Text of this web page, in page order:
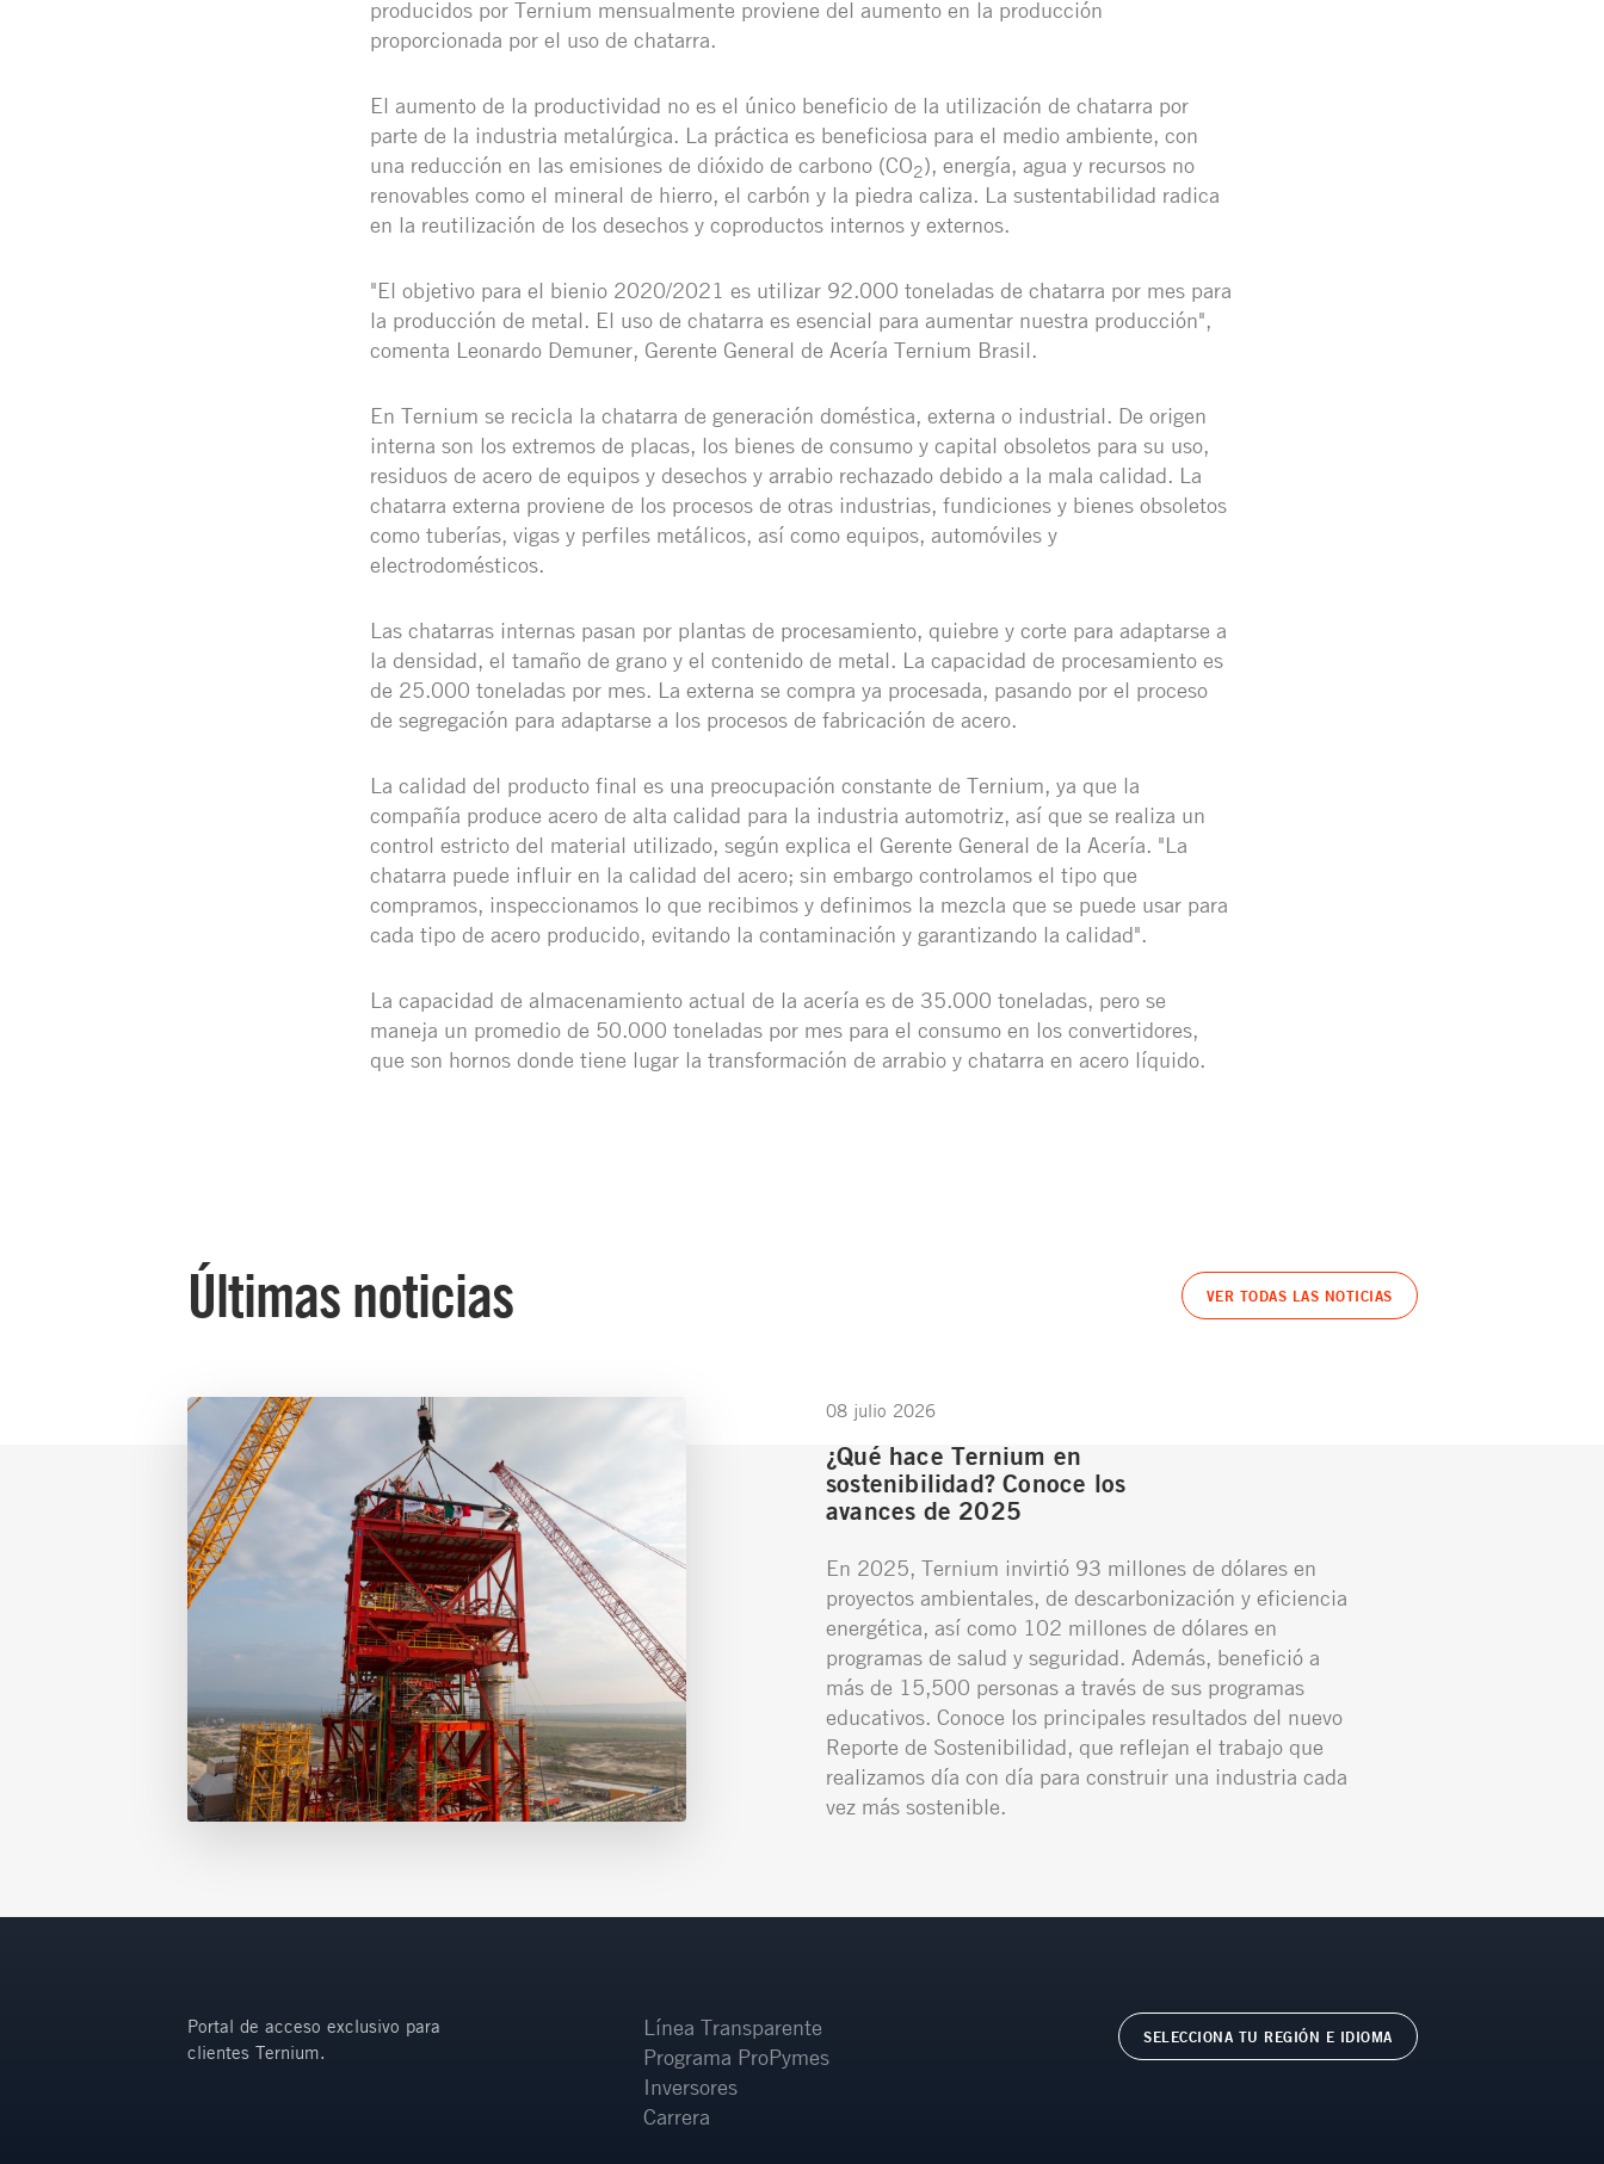
producidos por Ternium mensualmente proviene del aumento en la producción
proporcionada por el uso de chatarra.
El aumento de la productividad no es el único beneficio de la utilización de chatarra por
parte de la industria metalúrgica. La práctica es beneficiosa para el medio ambiente, con
una reducción en las emisiones de dióxido de carbono (CO2), energía, agua y recursos no
renovables como el mineral de hierro, el carbón y la piedra caliza. La sustentabilidad radica
en la reutilización de los desechos y coproductos internos y externos.
"El objetivo para el bienio 2020/2021 es utilizar 92.000 toneladas de chatarra por mes para
la producción de metal. El uso de chatarra es esencial para aumentar nuestra producción",
comenta Leonardo Demuner, Gerente General de Acería Ternium Brasil.
En Ternium se recicla la chatarra de generación doméstica, externa o industrial. De origen
interna son los extremos de placas, los bienes de consumo y capital obsoletos para su uso,
residuos de acero de equipos y desechos y arrabio rechazado debido a la mala calidad. La
chatarra externa proviene de los procesos de otras industrias, fundiciones y bienes obsoletos
como tuberías, vigas y perfiles metálicos, así como equipos, automóviles y
electrodomésticos.
Las chatarras internas pasan por plantas de procesamiento, quiebre y corte para adaptarse a
la densidad, el tamaño de grano y el contenido de metal. La capacidad de procesamiento es
de 25.000 toneladas por mes. La externa se compra ya procesada, pasando por el proceso
de segregación para adaptarse a los procesos de fabricación de acero.
La calidad del producto final es una preocupación constante de Ternium, ya que la
compañía produce acero de alta calidad para la industria automotriz, así que se realiza un
control estricto del material utilizado, según explica el Gerente General de la Acería. "La
chatarra puede influir en la calidad del acero; sin embargo controlamos el tipo que
compramos, inspeccionamos lo que recibimos y definimos la mezcla que se puede usar para
cada tipo de acero producido, evitando la contaminación y garantizando la calidad".
La capacidad de almacenamiento actual de la acería es de 35.000 toneladas, pero se
maneja un promedio de 50.000 toneladas por mes para el consumo en los convertidores,
que son hornos donde tiene lugar la transformación de arrabio y chatarra en acero líquido.
Últimas noticias VER TODAS LAS NOTICIAS
08 julio 2026
¿Qué hace Ternium en
sostenibilidad? Conoce los
avances de 2025
En 2025, Ternium invirtió 93 millones de dólares en
proyectos ambientales, de descarbonización y eficiencia
energética, así como 102 millones de dólares en
programas de salud y seguridad. Además, benefició a
más de 15,500 personas a través de sus programas
educativos. Conoce los principales resultados del nuevo
Reporte de Sostenibilidad, que reflejan el trabajo que
realizamos día con día para construir una industria cada
vez más sostenible.
Portal de acceso exclusivo para
clientes Ternium.
Línea Transparente
Programa ProPymes
Inversores
Carrera
SELECCIONA TU REGIÓN E IDIOMA